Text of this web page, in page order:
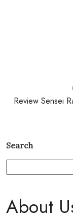
Review Sensei
Search
About